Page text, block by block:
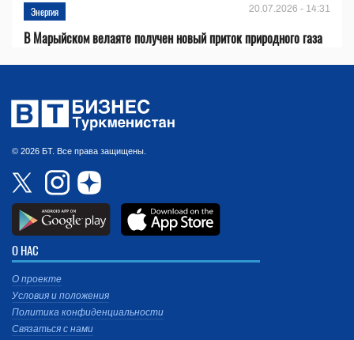
Энергия 20.07.2026 - 14:31
В Марыйском велаяте получен новый приток природного газа
© 2026 БТ. Все права защищены.
О НАС
О проекте
Условия и положения
Политика конфиденциальности
Связаться с нами